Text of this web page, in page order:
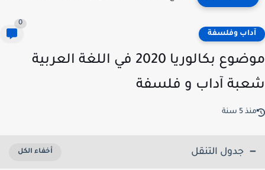
وفلسفة
موضوع بكالوريا 2020 في اللغة العربية
آداب و فلسفة
5 سنة
جدول التنقل